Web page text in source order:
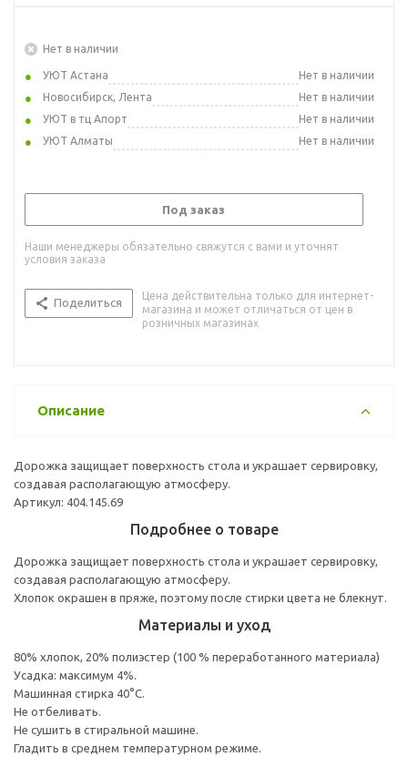
Нет в наличии
УЮТ Астана
Нет в наличии
Новосибирск, Лента
Нет в наличии
УЮТ в тц Апорт
Нет в наличии
УЮТ Алматы
Нет в наличии
Под заказ
Наши менеджеры обязательно свяжутся с вами и уточнят
условия заказа
Поделиться
Цена действительна только для интернет-
магазина и может отличаться от цен в
розничных магазинах
Описание
Дорожка защищает поверхность стола и украшает сервировку,
создавая располагающую атмосферу.
Артикул: 404.145.69
Подробнее о товаре
Дорожка защищает поверхность стола и украшает сервировку,
создавая располагающую атмосферу.
Хлопок окрашен в пряже, поэтому после стирки цвета не блекнут.
Материалы и уход
80% хлопок, 20% полиэстер (100 % переработанного материала)
Усадка: максимум 4%.
Машинная стирка 40°С.
Не отбеливать.
Не сушить в стиральной машине.
Гладить в среднем температурном режиме.